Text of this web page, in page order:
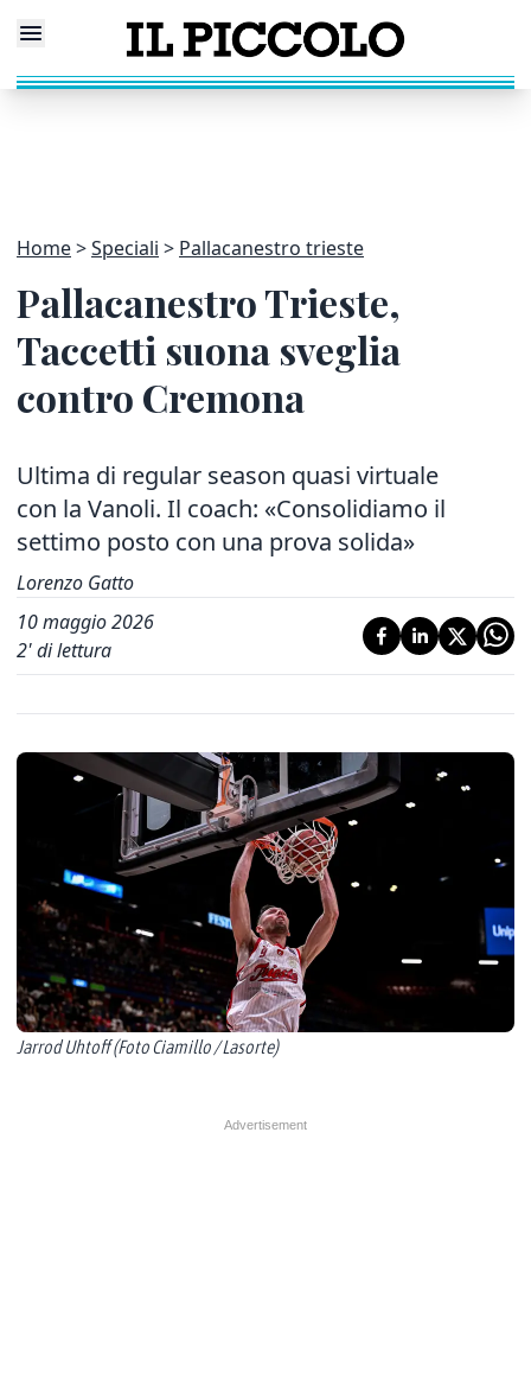
Home Speciali Pallacanestro trieste
Pallacanestro Trieste,
Taccetti suona sveglia
contro Cremona
Ultima di regular season quasi virtuale
con la Vanoli. Il coach: «Consolidiamo il
settimo posto con una prova solida»
Lorenzo Gatto
10 maggio 2026
2' di lettura
Jarrod Uhtoff (Foto Ciamillo / Lasorte)